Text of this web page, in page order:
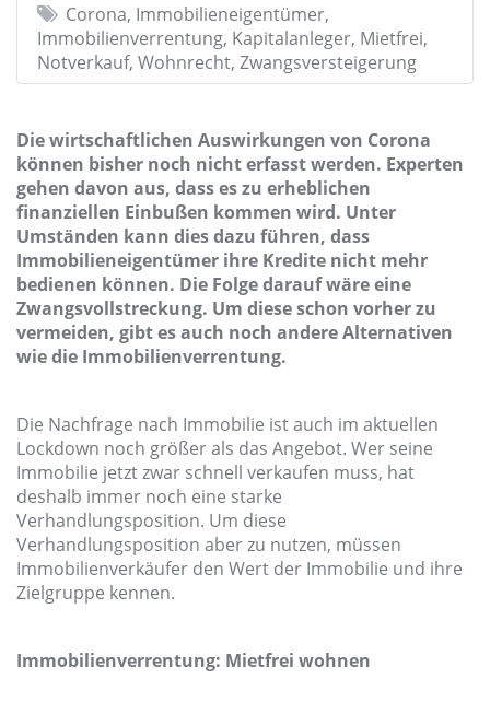
Corona, Immobilieneigentümer,
Immobilienverrentung, Kapitalanleger, Mietfrei,
Notverkauf, Wohnrecht, Zwangsversteigerung
Die wirtschaftlichen Auswirkungen von Corona
können bisher noch nicht erfasst werden. Experten
gehen davon aus, dass es zu erheblichen
finanziellen Einbußen kommen wird. Unter
Umständen kann dies dazu führen, dass
Immobilieneigentümer ihre Kredite nicht mehr
bedienen können. Die Folge darauf wäre eine
Zwangsvollstreckung. Um diese schon vorher zu
vermeiden, gibt es auch noch andere Alternativen
wie die Immobilienverrentung.
Die Nachfrage nach Immobilie ist auch im aktuellen
Lockdown noch größer als das Angebot. Wer seine
Immobilie jetzt zwar schnell verkaufen muss, hat
deshalb immer noch eine starke
Verhandlungsposition. Um diese
Verhandlungsposition aber zu nutzen, müssen
Immobilienverkäufer den Wert der Immobilie und ihre
Zielgruppe kennen.
Immobilienverrentung: Mietfrei wohnen